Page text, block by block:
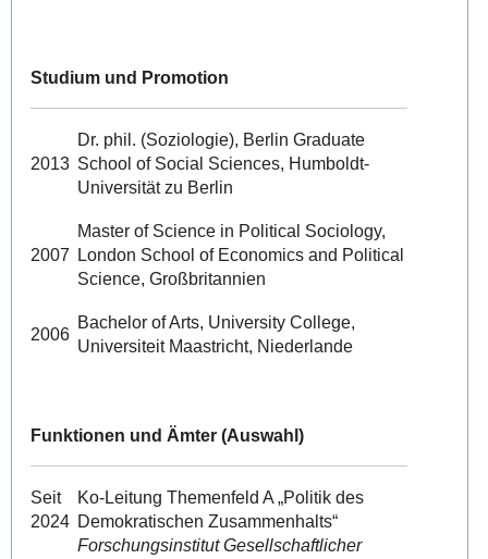
Studium und Promotion
2013
Dr. phil. (Soziologie), Berlin Graduate
School of Social Sciences, Humboldt-
Universität zu Berlin
2007
Master of Science in Political Sociology,
London School of Economics and Political
Science, Großbritannien
2006
Bachelor of Arts, University College,
Universiteit Maastricht, Niederlande
Funktionen und Ämter (Auswahl)
Seit
2024
Ko-Leitung Themenfeld A „Politik des
Demokratischen Zusammenhalts“
Forschungsinstitut Gesellschaftlicher